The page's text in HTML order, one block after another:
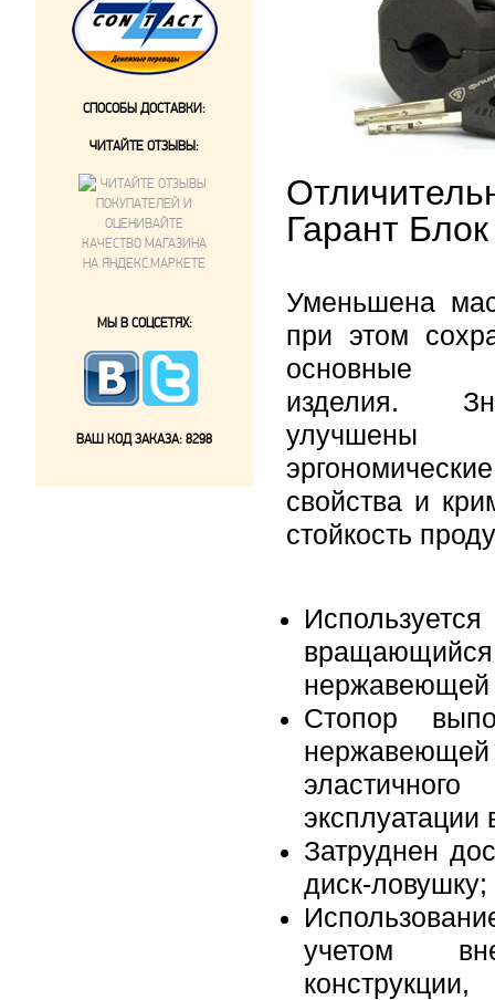
Гарант
Уменьшена
при этом
основные
изделия.
улучшены
эргономические
свойства и
стойкость
нержавеющей
Стопор
эксплуатации
Затруднен
диск-ловушку;
учетом
СПОСОБЫ ДОСТАВКИ:
ЧИТАЙТЕ ОТЗЫВЫ:
МЫ В СОЦСЕТЯХ:
ВАШ КОД ЗАКАЗА: 8298